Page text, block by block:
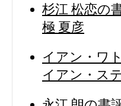
杉江 松恋の
極 夏彦
イアン・ワ
イアン・ス